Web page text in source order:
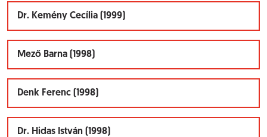
Dr. Kemény Cecília (1999)
Mező Barna (1998)
Denk Ferenc (1998)
Dr. Hidas István (1998)